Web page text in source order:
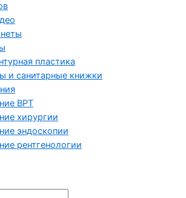
пластика
и санитарные книжки
ВРТ
хирургии
эндоскопии
рентгенологии